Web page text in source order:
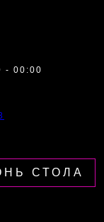
- 00:00
СТОЛА